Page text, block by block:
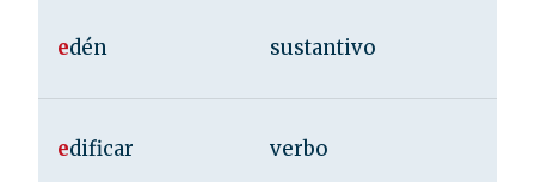
edén sustantivo
edificar verbo